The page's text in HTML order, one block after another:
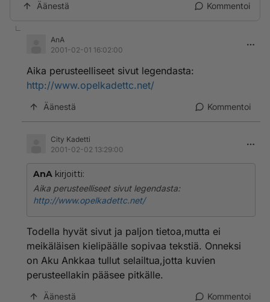
Äänestä Kommentoi
AnA
2001-02-01 16:02:00
Aika perusteelliseet sivut legendasta:
http://www.opelkadettc.net/
Äänestä Kommentoi
City Kadetti
2001-02-02 13:29:00
AnA kirjoitti:
Aika perusteelliseet sivut legendasta:
http://www.opelkadettc.net/
Todella hyvät sivut ja paljon tietoa,mutta ei
meikäläisen kielipäälle sopivaa tekstiä. Onneksi
on Aku Ankkaa tullut selailtua,jotta kuvien
perusteellakin pääsee pitkälle.
Äänestä Kommentoi